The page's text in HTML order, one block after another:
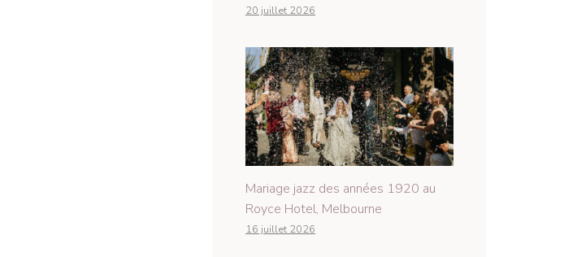
20 juillet 2026
Mariage jazz des années 1920 au
Royce Hotel, Melbourne
16 juillet 2026